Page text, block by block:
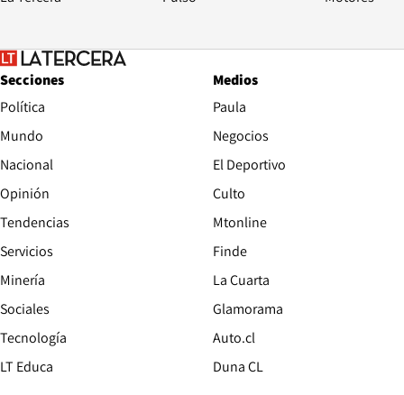
Secciones
Política
Mundo
Nacional
Opinión
Tendencias
Servicios
Minería
Sociales
Tecnología
LT Educa
Medios
Paula
Negocios
El Deportivo
Culto
Mtonline
Finde
La Cuarta
Glamorama
Auto.clOpens in new window
Duna CLOpens in new window